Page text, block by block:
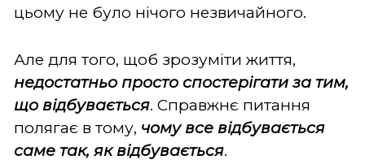
цьому не було нічого незвичайного.
Але для того, щоб зрозуміти життя,
недостатньо просто спостерігати за тим,
що відбувається. Справжнє питання
полягає в тому, чому все відбувається
саме так, як відбувається.